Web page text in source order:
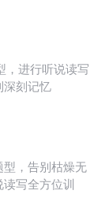
，进行听说读写
深刻记忆
，告别枯燥无
写全方位训